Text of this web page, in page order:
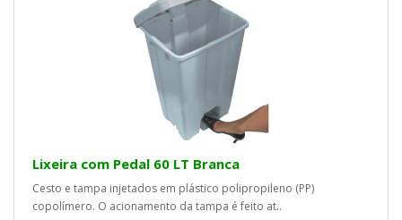
Lixeira com Pedal 60 LT Branca
Cesto e tampa injetados em plástico polipropileno (PP)
copolímero. O acionamento da tampa é feito at..